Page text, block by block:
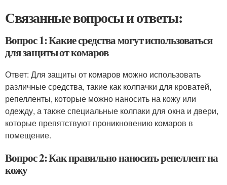
Связанные вопросы и ответы:
Вопрос 1: Какие средства могут использоваться
для защиты от комаров
Ответ: Для защиты от комаров можно использовать
различные средства, такие как колпачки для кроватей,
репелленты, которые можно наносить на кожу или
одежду, а также специальные колпаки для окна и двери,
которые препятствуют проникновению комаров в
помещение.
Вопрос 2: Как правильно наносить репеллент на
кожу